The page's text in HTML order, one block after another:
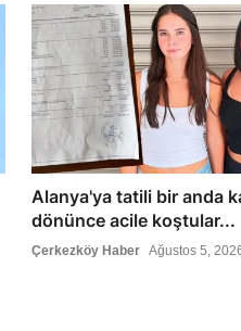
Alanya'ya tatili bir anda
dönünce acile koştular...
Çerkezköy Haber Ağustos 5,